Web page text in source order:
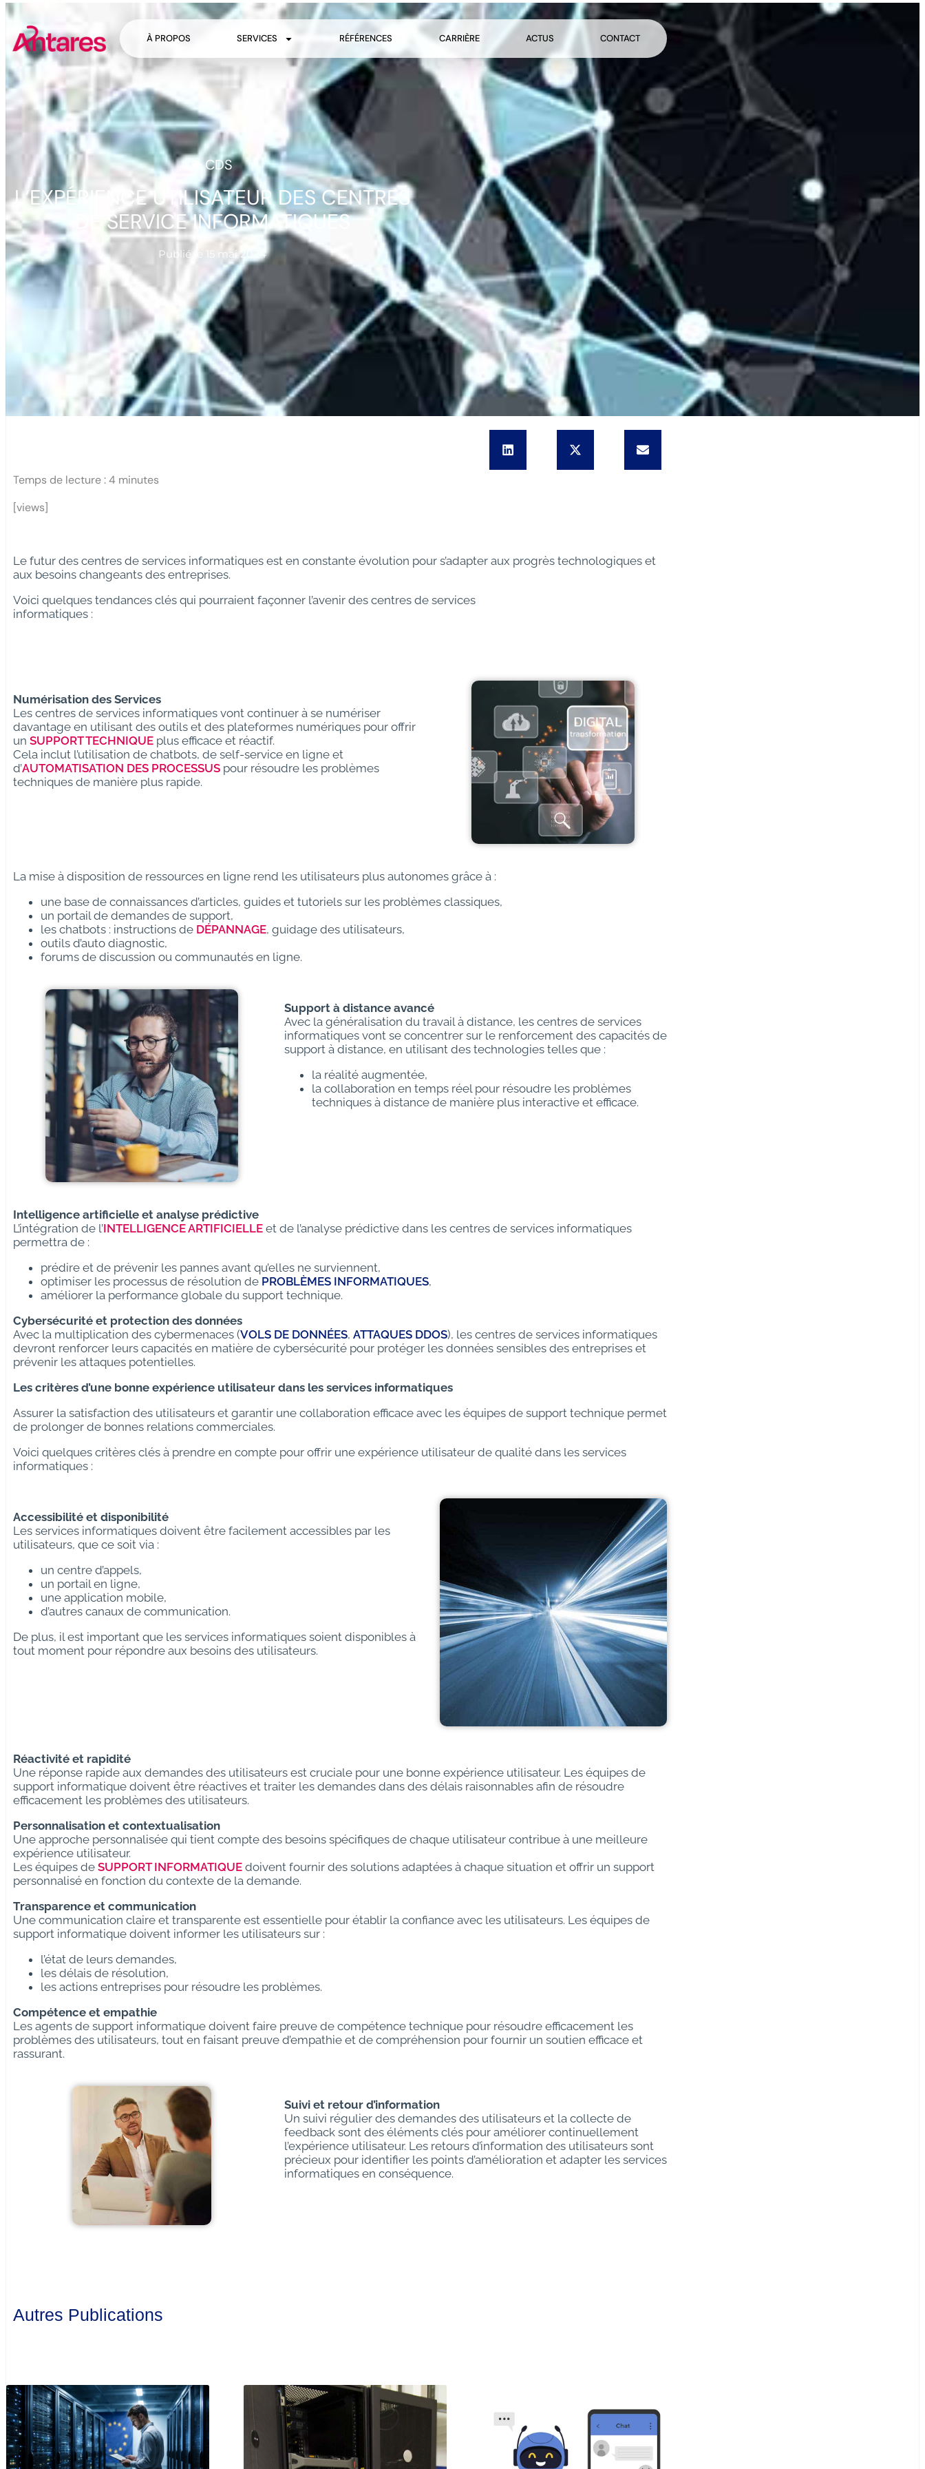
À PROPOS SERVICES RÉFÉRENCES CARRIÈRE ACTUS CONTACT
CDS
L’EXPÉRIENCE UTILISATEUR DES CENTRES
DE SERVICE INFORMATIQUES
Publié le 15 mai 2024
Temps de lecture :4 minutes
[views]
Le futur des centres de services informatiques est en constante évolution pour s’adapter aux progrès technologiques et
aux besoins changeants des entreprises.
Voici quelques tendances clés qui pourraient façonner l’avenir des centres de services
informatiques :
Numérisation des Services
Les centres de services informatiques vont continuer à se numériser
davantage en utilisant des outils et des plateformes numériques pour offrir
un SUPPORT TECHNIQUE plus efficace et réactif.
Cela inclut l’utilisation de chatbots, de self-service en ligne et
d’AUTOMATISATION DES PROCESSUS pour résoudre les problèmes
techniques de manière plus rapide.
La mise à disposition de ressources en ligne rend les utilisateurs plus autonomes grâce à :
une base de connaissances d’articles, guides et tutoriels sur les problèmes classiques,
un portail de demandes de support,
les chatbots : instructions de DÉPANNAGE, guidage des utilisateurs,
outils d’auto diagnostic,
forums de discussion ou communautés en ligne.
Support à distance avancé
Avec la généralisation du travail à distance, les centres de services
informatiques vont se concentrer sur le renforcement des capacités de
support à distance, en utilisant des technologies telles que :
la réalité augmentée,
la collaboration en temps réel pour résoudre les problèmes
techniques à distance de manière plus interactive et efficace.
Intelligence artificielle et analyse prédictive
L’intégration de l’INTELLIGENCE ARTIFICIELLE et de l’analyse prédictive dans les centres de services informatiques
permettra de :
prédire et de prévenir les pannes avant qu’elles ne surviennent,
optimiser les processus de résolution de PROBLÈMES INFORMATIQUES,
améliorer la performance globale du support technique.
Cybersécurité et protection des données
Avec la multiplication des cybermenaces (VOLS DE DONNÉES, ATTAQUES DDOS), les centres de services informatiques
devront renforcer leurs capacités en matière de cybersécurité pour protéger les données sensibles des entreprises et
prévenir les attaques potentielles.
Les critères d’une bonne expérience utilisateur dans les services informatiques
Assurer la satisfaction des utilisateurs et garantir une collaboration efficace avec les équipes de support technique permet
de prolonger de bonnes relations commerciales.
Voici quelques critères clés à prendre en compte pour offrir une expérience utilisateur de qualité dans les services
informatiques :
Accessibilité et disponibilité
Les services informatiques doivent être facilement accessibles par les
utilisateurs, que ce soit via :
un centre d’appels,
un portail en ligne,
une application mobile,
d’autres canaux de communication.
De plus, il est important que les services informatiques soient disponibles à
tout moment pour répondre aux besoins des utilisateurs.
Réactivité et rapidité
Une réponse rapide aux demandes des utilisateurs est cruciale pour une bonne expérience utilisateur. Les équipes de
support informatique doivent être réactives et traiter les demandes dans des délais raisonnables afin de résoudre
efficacement les problèmes des utilisateurs.
Personnalisation et contextualisation
Une approche personnalisée qui tient compte des besoins spécifiques de chaque utilisateur contribue à une meilleure
expérience utilisateur.
Les équipes de SUPPORT INFORMATIQUE doivent fournir des solutions adaptées à chaque situation et offrir un support
personnalisé en fonction du contexte de la demande.
Transparence et communication
Une communication claire et transparente est essentielle pour établir la confiance avec les utilisateurs. Les équipes de
support informatique doivent informer les utilisateurs sur :
l’état de leurs demandes,
les délais de résolution,
les actions entreprises pour résoudre les problèmes.
Compétence et empathie
Les agents de support informatique doivent faire preuve de compétence technique pour résoudre efficacement les
problèmes des utilisateurs, tout en faisant preuve d’empathie et de compréhension pour fournir un soutien efficace et
rassurant.
Suivi et retour d’information
Un suivi régulier des demandes des utilisateurs et la collecte de
feedback sont des éléments clés pour améliorer continuellement
l’expérience utilisateur. Les retours d’information des utilisateurs sont
précieux pour identifier les points d’amélioration et adapter les services
informatiques en conséquence.
Autres Publications